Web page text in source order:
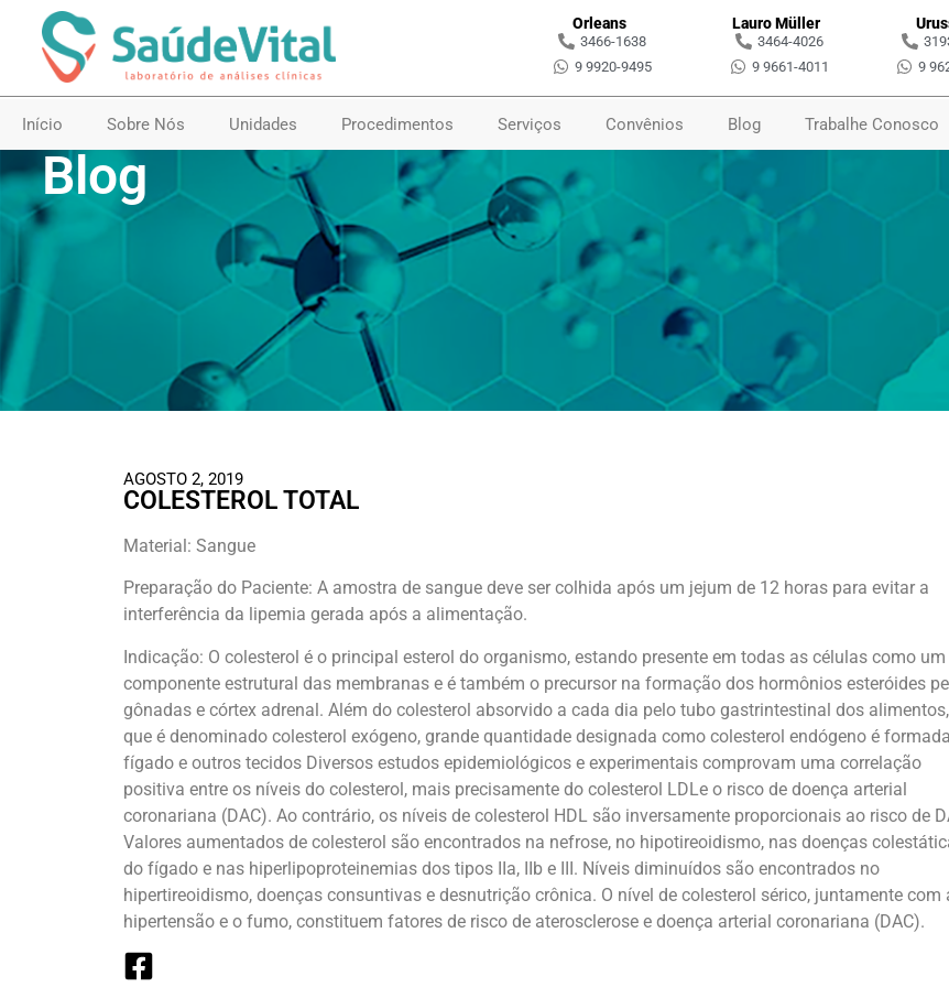
Orleans
3466-1638
9 9920-9495
Lauro Müller
3464-4026
9 9661-4011
9
Início Sobre Nós Unidades Procedimentos Serviços Convênios Blog Trabalhe Conosco
Blog
AGOSTO 2, 2019
COLESTEROL TOTAL
Material: Sangue
Preparação do Paciente: A amostra de sangue deve ser colhida após um jejum de 12 horas para evitar a
interferência da lipemia gerada após a alimentação.
Indicação: O colesterol é o principal esterol do organismo, estando presente em todas as células como um
componente estrutural das membranas e é também o precursor na formação dos hormônios esteróides
gônadas e córtex adrenal. Além do colesterol absorvido a cada dia pelo tubo gastrintestinal dos alimentos,
que é denominado colesterol exógeno, grande quantidade designada como colesterol endógeno é
fígado e outros tecidos Diversos estudos epidemiológicos e experimentais comprovam uma correlação
positiva entre os níveis do colesterol, mais precisamente do colesterol LDLe o risco de doença arterial
coronariana (DAC). Ao contrário, os níveis de colesterol HDL são inversamente proporcionais ao risco de
Valores aumentados de colesterol são encontrados na nefrose, no hipotireoidismo, nas doenças
do fígado e nas hiperlipoproteinemias dos tipos IIa, IIb e III. Níveis diminuídos são encontrados no
hipertireoidismo, doenças consuntivas e desnutrição crônica. O nível de colesterol sérico, juntamente com
hipertensão e o fumo, constituem fatores de risco de aterosclerose e doença arterial coronariana (DAC).